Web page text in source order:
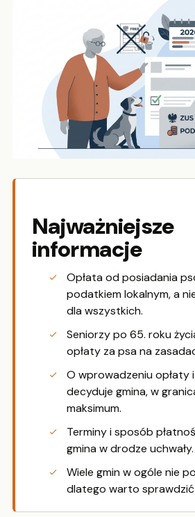
Najważniejsze
informacje
Opłata od posiadania
podatkiem lokalnym, a
dla wszystkich.
Seniorzy po 65. roku
opłaty za psa na
O wprowadzeniu opłaty
decyduje gmina, w
maksimum.
Terminy i sposób
gmina w drodze uchwały.
Wiele gmin w ogóle nie
dlatego warto sprawdzić